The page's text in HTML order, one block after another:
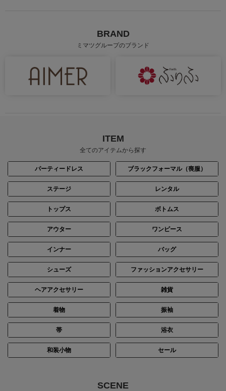
身長：161cm 身長：152cm
身長：164cm 身長：156cm
BRAND
ミマツグループのブランド
ITEM
全てのアイテムから探す
パーティードレス ブラックフォーマル（喪服）
ステージ レンタル
トップス ボトムス
アウター ワンピース
インナー バッグ
シューズ ファッションアクセサリー
ヘアアクセサリー 雑貨
着物 振袖
帯 浴衣
和装小物 セール
SCENE